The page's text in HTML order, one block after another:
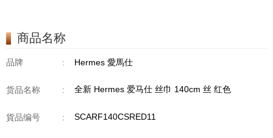
商品名称
品牌 : Hermes 愛馬仕
货品名称 : 全新 Hermes 爱马仕 丝巾 140cm 丝 红色
貨品编号 : SCARF140CSRED11